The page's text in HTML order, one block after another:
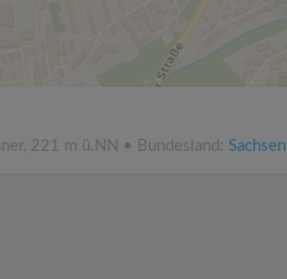
221 m ü.NN • Bundesland: Sachsen